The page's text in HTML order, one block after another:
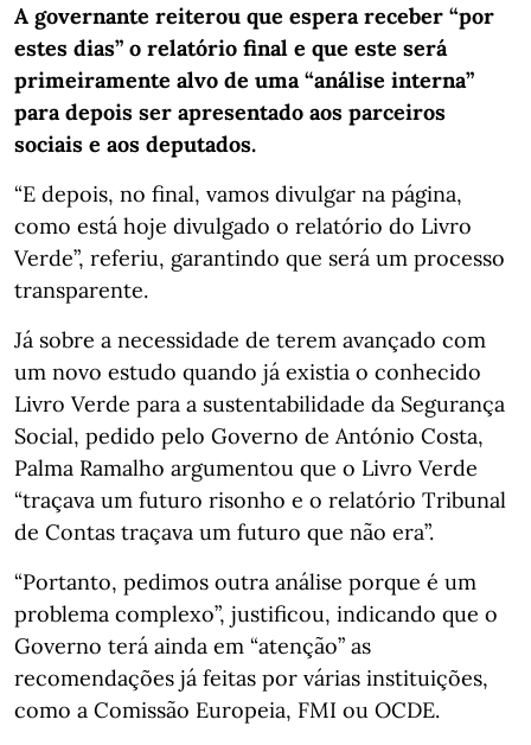
A governante reiterou que espera receber “por
estes dias” o relatório final e que este será
primeiramente alvo de uma “análise interna”
para depois ser apresentado aos parceiros
sociais e aos deputados.
“E depois, no final, vamos divulgar na página,
como está hoje divulgado o relatório do Livro
Verde”, referiu, garantindo que será um processo
transparente.
Já sobre a necessidade de terem avançado com
um novo estudo quando já existia o conhecido
Livro Verde para a sustentabilidade da Segurança
Social, pedido pelo Governo de António Costa,
Palma Ramalho argumentou que o Livro Verde
“traçava um futuro risonho e o relatório Tribunal
de Contas traçava um futuro que não era”.
“Portanto, pedimos outra análise porque é um
problema complexo”, justificou, indicando que o
Governo terá ainda em “atenção” as
recomendações já feitas por várias instituições,
como a Comissão Europeia, FMI ou OCDE.